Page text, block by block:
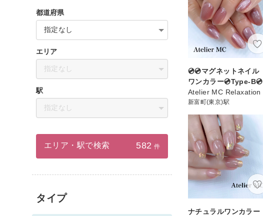
💿💿マグネットネイル
ワンカラー💿Type-B💿
Atelier MC Relaxation
新富町(東京)駅
ナチュラルワンカラー
都道府県
指定なし
エリア
指定なし
駅
指定なし
エリア・駅で検索 582 件
タイプ